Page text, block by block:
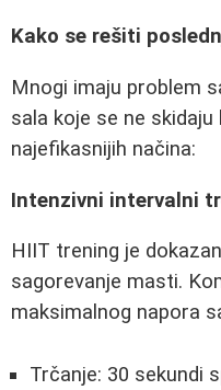
Kako se rešiti
Mnogi imaju problem
sala koje se ne skidaju
najefikasnijih načina:
Intenzivni intervalni
HIIT trening je
sagorevanje masti.
maksimalnog napora
Trčanje: 30 sekundi